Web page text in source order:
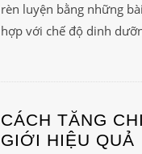
rèn luyện bằng những
hợp với chế độ dinh
CÁCH TĂNG
GIỚI HIỆU QUẢ